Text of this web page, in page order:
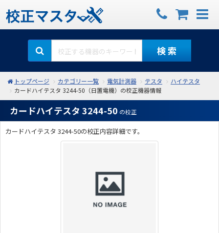
検 索
トップページ カテゴリー一覧 電気計測器 テスタ
ハイテスタ
カードハイテスタ 3244-50（日置電機）の校正機器情報
カードハイテスタ 3244-50 の校正
カードハイテスタ 3244-50の校正内容詳細です。